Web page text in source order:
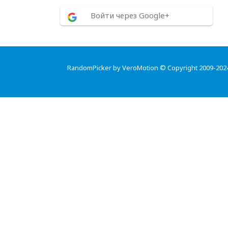
Войти через Google+
RandomPicker by VeroMotion © Copyright 2009-